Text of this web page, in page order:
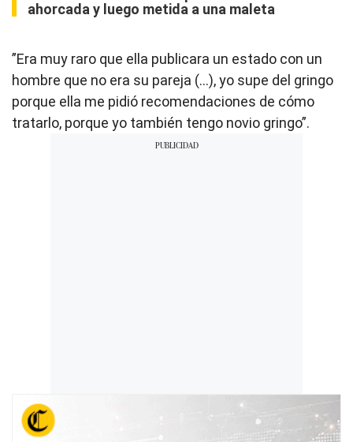
ahorcada y luego metida a una maleta
”Era muy raro que ella publicara un estado con un
hombre que no era su pareja (...), yo supe del gringo
porque ella me pidió recomendaciones de cómo
tratarlo, porque yo también tengo novio gringo”.